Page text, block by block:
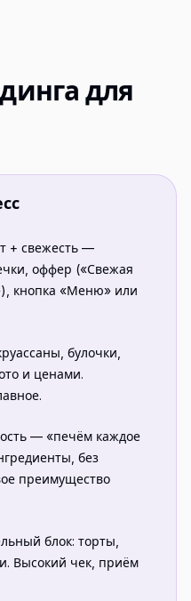
для
+ свежесть —
оффер («Свежая
кнопка «Меню» или
булочки,
и ценами.
— «печём каждое
без
преимущество
блок: торты,
Высокий чек, приём